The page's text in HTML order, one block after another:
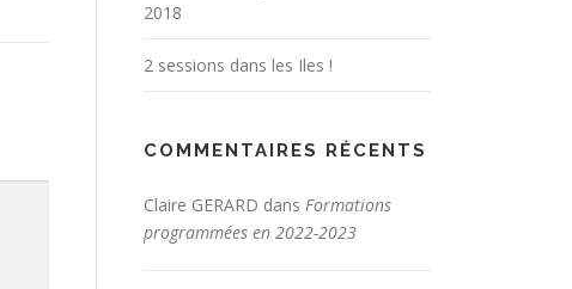
2018
2 sessions dans les Iles !
COMMENTAIRES RÉCENTS
Claire GERARD dans Formations
programmées en 2022-2023